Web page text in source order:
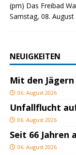
(pm) Das Freibad
Samstag, 08. August
NEUIGKEITEN
Mit den
06. August 2026
Unfallflucht
06. August 2026
Seit 66 Jahren
06. August 2026